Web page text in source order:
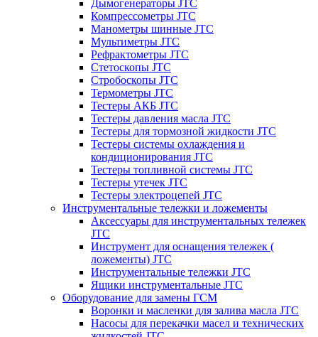
Дымогенераторы JTC
Компрессометры JTC
Манометры шинные JTC
Мультиметры JTC
Рефрактометры JTC
Стетоскопы JTC
Стробоскопы JTC
Термометры JTC
Тестеры АКБ JTC
Тестеры давления масла JTC
Тестеры для тормозной жидкости JTC
Тестеры системы охлаждения и
кондиционирования JTC
Тестеры топливной системы JTC
Тестеры утечек JTC
Тестеры электроцепей JTC
Инструментальные тележки и ложементы
Аксессуары для инструментальных тележек
JTC
Инструмент для оснащения тележек (
ложементы) JTC
Инструментальные тележки JTC
Ящики инструментальные JTC
Оборудование для замены ГСМ
Воронки и масленки для залива масла JTC
Насосы для перекачки масел и технических